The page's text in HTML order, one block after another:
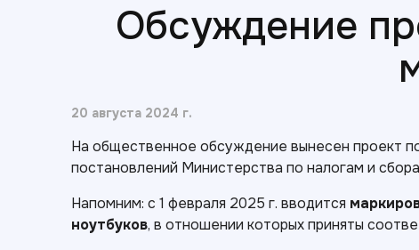
Обсуждение
20 августа 2024 г.
На общественное обсуждение вынесен проект
постановлений Министерства по налогам и
Напомним: с 1 февраля 2025 г. вводится
ноутбуков, в отношении которых приняты